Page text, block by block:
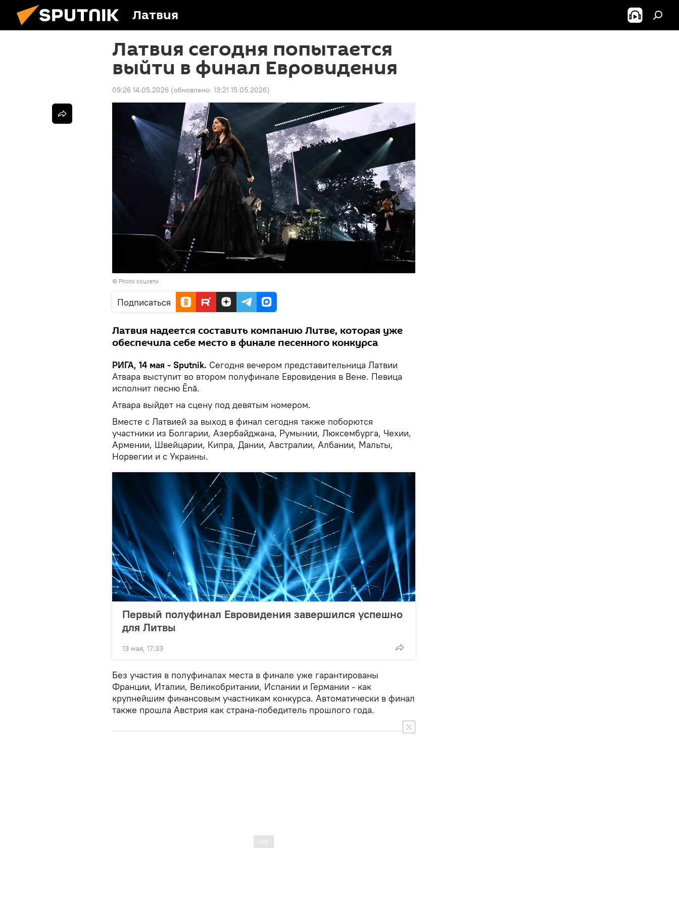
Латвия
Латвия сегодня попытается
выйти в финал Евровидения
09:26 14.05.2026 (обновлено: 13:21 15.05.2026)
© Photo соцсети
Подписаться
Латвия надеется составить компанию Литве, которая уже
обеспечила себе место в финале песенного конкурса
РИГА, 14 мая - Sputnik. Сегодня вечером представительница Латвии
Атвара выступит во втором полуфинале Евровидения в Вене. Певица
исполнит песню Ēnā.
Атвара выйдет на сцену под девятым номером.
Вместе с Латвией за выход в финал сегодня также поборются
участники из Болгарии, Азербайджана, Румынии, Люксембурга, Чехии,
Армении, Швейцарии, Кипра, Дании, Австралии, Албании, Мальты,
Норвегии и с Украины.
Первый полуфинал Евровидения завершился успешно
для Литвы
13 мая, 17:33
Без участия в полуфиналах места в финале уже гарантированы
Франции, Италии, Великобритании, Испании и Германии - как
крупнейшим финансовым участникам конкурса. Автоматически в финал
также прошла Австрия как страна-победитель прошлого года.